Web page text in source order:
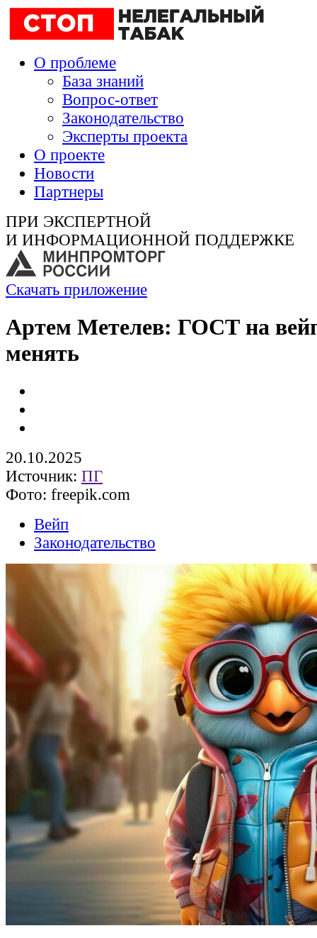
О проблеме
База знаний
Вопрос-ответ
Законодательство
Эксперты проекта
О проекте
Новости
Партнеры
ПРИ ЭКСПЕРТНОЙ
И ИНФОРМАЦИОННОЙ ПОДДЕРЖКЕ
Скачать приложение
Артем Метелев: ГОСТ на
менять
20.10.2025
Источник: ПГ
Фото: freepik.com
Вейп
Законодательство